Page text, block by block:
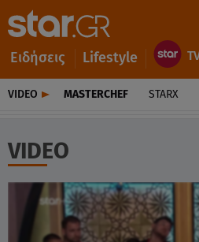
Ειδήσεις Lifestyle
VIDEO MASTERCHEF STARX
VIDEO